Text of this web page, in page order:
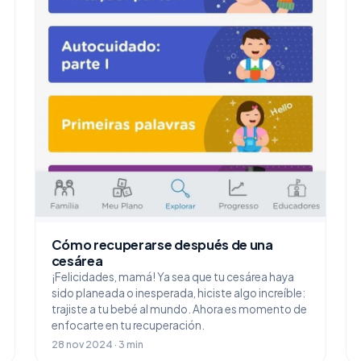
Cómo recuperarse después de una
cesárea
¡Felicidades, mamá! Ya sea que tu cesárea haya
sido planeada o inesperada, hiciste algo increíble:
trajiste a tu bebé al mundo. Ahora es momento de
enfocarte en tu recuperación.
28 nov 2024 · 3 min